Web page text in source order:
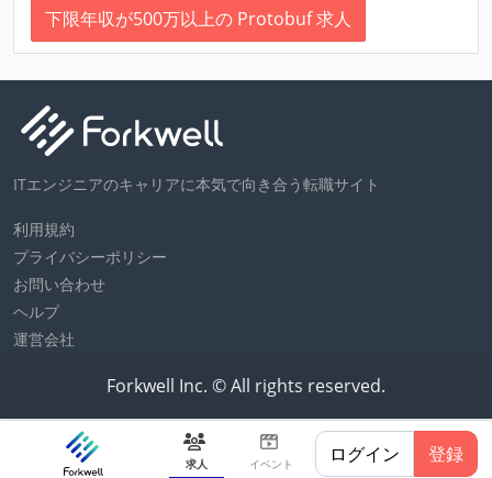
求人 イベント ログイン 登録
下限年収が500万以上の Protobuf 求人
ITエンジニアのキャリアに本気で向き合う転職サイト
利用規約
プライバシーポリシー
お問い合わせ
ヘルプ
運営会社
Forkwell Inc. © All rights reserved.